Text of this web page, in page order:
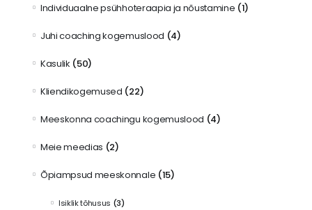
Individuaalne psühhoteraapia ja nõustamine (1)
Juhi coaching kogemuslood (4)
Kasulik (50)
Kliendikogemused (22)
Meeskonna coachingu kogemuslood (4)
Meie meedias (2)
Õpiampsud meeskonnale (15)
Isiklik tõhusus (3)